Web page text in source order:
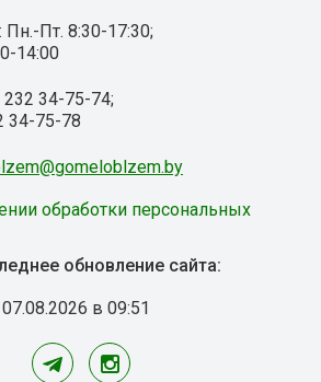
Пт. 8:30-17:30;
14:00
34-75-74;
34-75-78
обработки персональных
обновление сайта:
07.08.2026 в 09:51